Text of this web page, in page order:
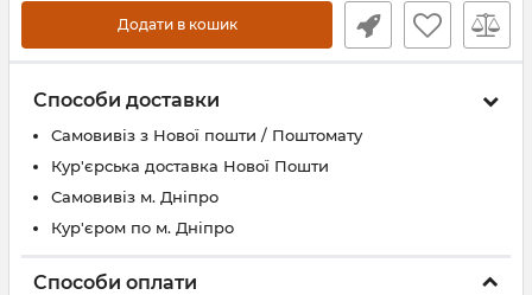
Додати в кошик
Способи доставки
Самовивіз з Нової пошти / Поштомату
Кур'єрська доставка Нової Пошти
Самовивіз м. Дніпро
Кур'єром по м. Дніпро
Способи оплати